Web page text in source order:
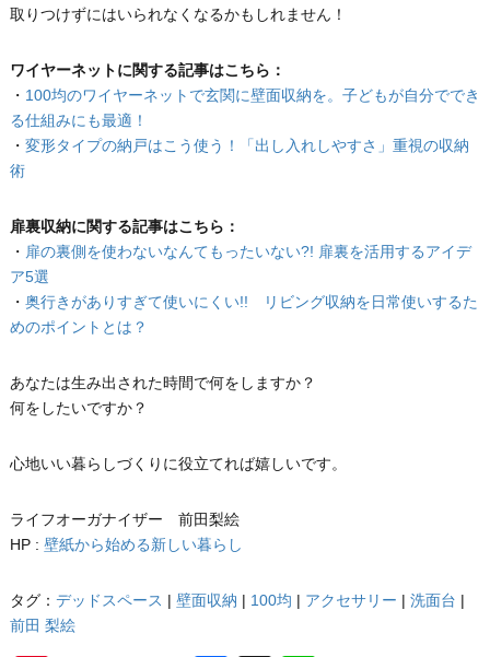
取りつけずにはいられなくなるかもしれません！
ワイヤーネットに関する記事はこちら：
・ 100均のワイヤーネットで玄関に壁面収納を。子どもが自分ででき
る仕組みにも最適！
・ 変形タイプの納戸はこう使う！「出し入れしやすさ」重視の収納
術
扉裏収納に関する記事はこちら：
・ 扉の裏側を使わないなんてもったいない?! 扉裏を活用するアイデ
ア5選
・ 奥行きがありすぎて使いにくい!! リビング収納を日常使いするた
めのポイントとは？
あなたは生み出された時間で何をしますか？
何をしたいですか？
心地いい暮らしづくりに役立てれば嬉しいです。
ライフオーガナイザー 前田梨絵
HP : 壁紙から始める新しい暮らし
タグ： デッドスペース | 壁面収納 | 100均 | アクセサリー | 洗面台 |
前田 梨絵